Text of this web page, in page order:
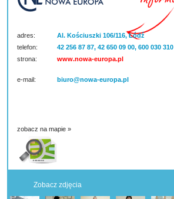
adres:
Al. Kościuszki 106/116, Łódź
telefon:
42 256 87 87, 42 650 09 00, 600 030 310
strona:
www.nowa-europa.pl
e-mail: biuro@nowa-europa.pl
zobacz na mapie »
Zobacz zdjęcia